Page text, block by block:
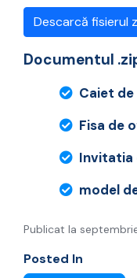
Descarcă fisierul
Documentul
Caiet
Fisa de
Invitatia
model
Publicat la
Posted In